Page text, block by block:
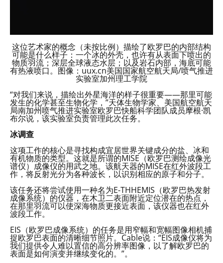
这位艺术家的概念（未按比例）描绘了欧罗巴的内部结构
可能是什么样子：一个冰的外壳，也许有从表面下喷出的
物质羽流；深层全球液态水层；以及岩石内部，海底可能
有热液喷口。图像：uux.cn美国国家航空航天局/喷气推进
实验室加州理工学院
“对我们来说，描绘出外星海洋的样子很重要——那里可能
发生的化学甚至生物化学，”天体生物学家、美国航空航天
局南加州喷气推进实验室欧罗巴快船科学团队成员摩根·凯
布尔说，该实验室负责管理此次任务。
冰调查
这项工作的核心是寻找构成宜居世界关键成分的盐、冰和
有机物质的类型。这就是所谓的MISE（欧罗巴测绘成像光
谱仪）成像仪的用武之地。该航天器的MISE在红外波段工
作，将反射光分为各种波长，以识别相应的原子和分子。
该任务还将尝试使用一种名为E-THHEMIS（欧罗巴热发射
成像系统）的仪器，在木卫二表面附近定位潜在的热点，
在那里羽流可以使深海物质更接近表面，该仪器也在红外
波段工作。
EIS（欧罗巴成像系统）的任务是用窄幅和宽幅图像相机捕
捉欧罗巴表面的清晰细节照片。Cable说：“EIS成像仪将为
我们提供令人难以置信的高分辨率图像，以了解欧罗巴的
表面是如何演变并继续变化的。”。